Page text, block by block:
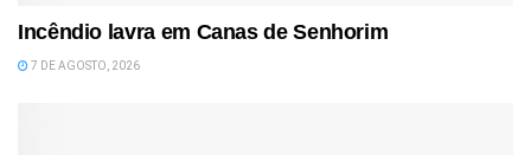
Incêndio lavra em Canas de Senhorim
7 DE AGOSTO, 2026